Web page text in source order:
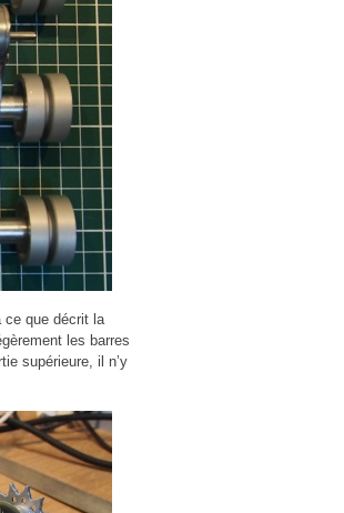
ce que décrit la
les barres
supérieure, il n’y